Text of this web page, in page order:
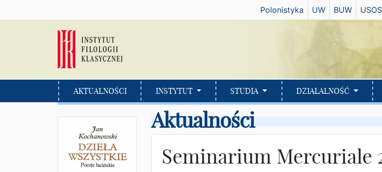
Polonistyka UW BUW USOS
AKTUALNOŚCI INSTYTUT STUDIA DZIAŁALNOŚĆ
Aktualności
Seminarium Mercuriale